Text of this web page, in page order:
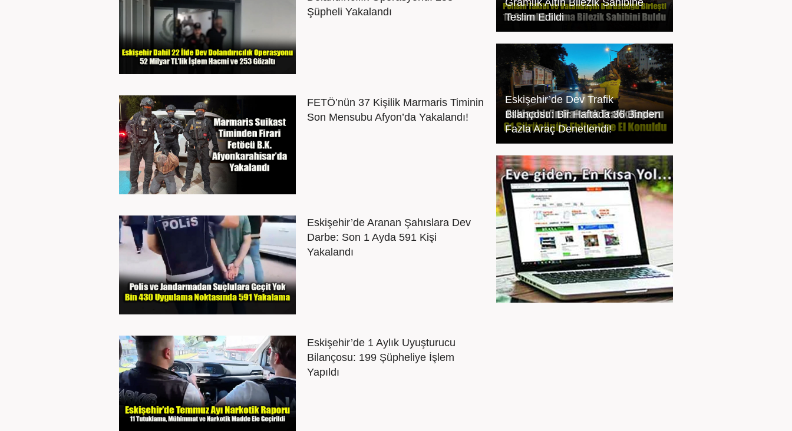
Şüpheli Yakalandı
FETÖ’nün 37 Kişilik Marmaris Timinin
Son Mensubu Afyon’da Yakalandı!
Eskişehir’de Aranan Şahıslara Dev
Darbe: Son 1 Ayda 591 Kişi
Yakalandı
Eskişehir’de 1 Aylık Uyuşturucu
Bilançosu: 199 Şüpheliye İşlem
Yapıldı
Gramlık Altın Bilezik Sahibine
Teslim Edildi
Eskişehir’de Dev Trafik
Bilançosu: Bir Haftada 36 Binden
Fazla Araç Denetlendi!